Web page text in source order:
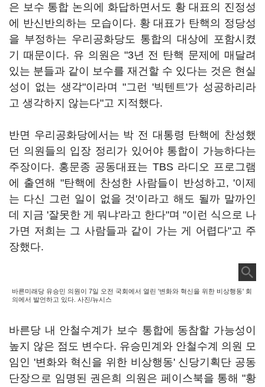
은 보수 통합 논의에 화답하면서도 황 대표의 진정성
에 반신반의하는 모습이다. 황 대표가 탄핵의 정당성
을 부정하는 우리공화당도 통합의 대상에 포함시켰
기 때문이다. 유 의원은 "3년 전 탄핵 문제에 매달려
있는 분들과 같이 보수를 재건할 수 있다는 것은 현실
성이 없는 생각"이라며 "그런 '빅텐트'가 성공하리라
고 생각하지 않는다"고 지적했다.
반면 우리공화당에서는 박 전 대통령 탄핵에 찬성했
던 의원들의 입장 정리가 있어야 통합이 가능하다는
주장이다. 홍문종 공동대표는 TBS 라디오 프로그램
에 출연해 "탄핵에 찬성한 사람들이 반성하고, '이제
는 다신 그런 일이 없을 것'이라고 해도 될까 말까인
데 지금 '잘못한 게 뭐냐'라고 한다"며 "이런 식으로 나
가면 저희는 그 사람들과 같이 가는 게 어렵다"고 주
장했다.
바른미래당 유승민 의원이 7일 오전 국회에서 열린 '변화와 혁신을 위한 비상행동' 회
의에서 발언하고 있다. 사진/뉴시스
바른당 내 안철수계가 보수 통합에 동참할 가능성이
높지 않은 점도 변수다. 유승민계와 안철수계 의원 모
임인 '변화와 혁신을 위한 비상행동' 신당기획단 공동
단장으로 임명된 권은희 의원은 페이스북을 통해 "황